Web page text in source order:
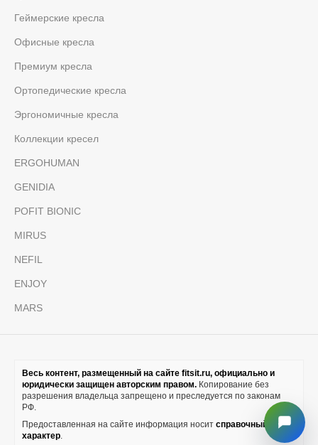
Геймерские кресла
Офисные кресла
Премиум кресла
Ортопедические кресла
Эргономичные кресла
Коллекции кресел
ERGOHUMAN
GENIDIA
POFIT BIONIC
MIRUS
NEFIL
ENJOY
MARS
Весь контент, размещенный на сайте fitsit.ru, официально и
юридически защищен авторским правом. Копирование без
разрешения владельца запрещено и преследуется по законам
РФ.
Предоставленная на сайте информация носитсправочный
характер